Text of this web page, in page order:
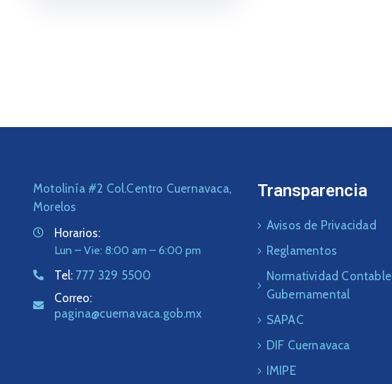
Motolinía #2 Col.Centro Cuernavaca,
Morelos
Horarios:
Lun – Vie: 8:00 am – 6:00 pm
Tel: 777 329 5500
Correo:
pagina@cuernavaca.gob.mx
Transparencia
Avisos de Privacidad
Reglamentos
Normatividad Contable
Gubernamental
SAPAC
DIF Cuernavaca
IMIPE